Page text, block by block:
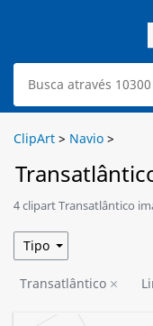
ClipArt > Navio >
4 clipart Transatlântico
Transatlântico
Tipo